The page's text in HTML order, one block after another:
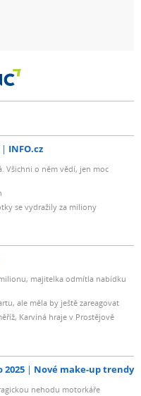
INFO.cz
Všichni o něm vědí, jen moc
se vydražily za miliony
majitelka odmítla nabídku
ale měla by ještě zareagovat
Karviná hraje v Prostějově
Nové make-up trendy
nehodu motorkáře